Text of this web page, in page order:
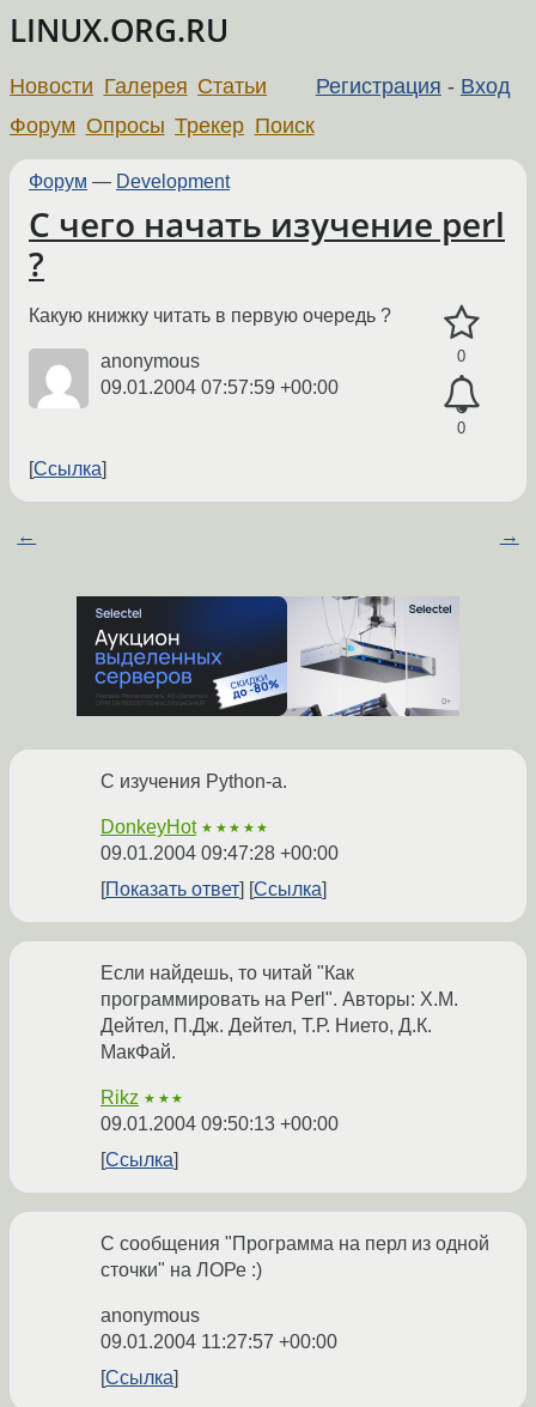
LINUX.ORG.RU
Регистрация - Вход
Новости Галерея Статьи
Форум Опросы Трекер Поиск
Форум — Development
С чего начать изучение perl
?
0
0
Какую книжку читать в первую очередь ?
anonymous
09.01.2004 07:57:59 +00:00
Ссылка
← →
С изучения Python-а.
DonkeyHot ★★★★★
09.01.2004 09:47:28 +00:00
Показать ответ
Ссылка
Если найдешь, то читай "Как
программировать на Perl". Авторы: Х.М.
Дейтел, П.Дж. Дейтел, Т.Р. Нието, Д.К.
МакФай.
Rikz ★★★
09.01.2004 09:50:13 +00:00
Ссылка
С сообщения "Программа на перл из одной
сточки" на ЛОРе :)
anonymous
09.01.2004 11:27:57 +00:00
Ссылка